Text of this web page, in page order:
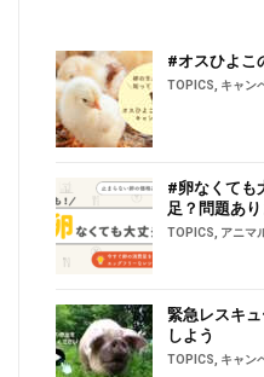
#オスひよこ
TOPICS, キャン
#卵なくて
足？問題あり
TOPICS, アニマ
緊急レスキ
しよう
TOPICS, キャン